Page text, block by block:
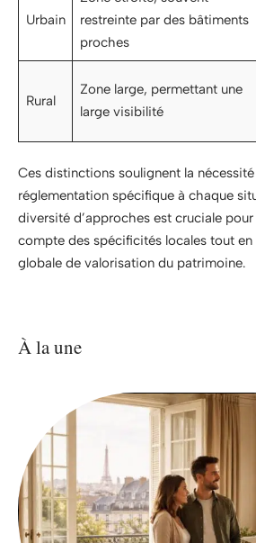
Urbain
restreinte par des bâtiments
proches
Rural
Zone large, permettant une
large visibilité
Ces distinctions soulignent la nécessité
réglementation spécifique à chaque
diversité d’approches est cruciale
compte des spécificités locales tout
globale de valorisation du patrimoine.
À la une